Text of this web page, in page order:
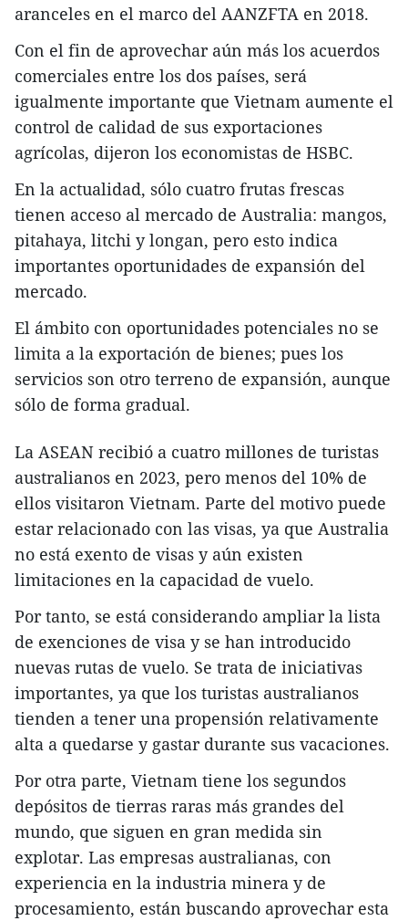
aranceles en el marco del AANZFTA en 2018.
Con el fin de aprovechar aún más los acuerdos
comerciales entre los dos países, será
igualmente importante que Vietnam aumente el
control de calidad de sus exportaciones
agrícolas, dijeron los economistas de HSBC.
En la actualidad, sólo cuatro frutas frescas
tienen acceso al mercado de Australia: mangos,
pitahaya, litchi y longan, pero esto indica
importantes oportunidades de expansión del
mercado.
El ámbito con oportunidades potenciales no se
limita a la exportación de bienes; pues los
servicios son otro terreno de expansión, aunque
sólo de forma gradual.
La ASEAN recibió a cuatro millones de turistas
australianos en 2023, pero menos del 10% de
ellos visitaron Vietnam. Parte del motivo puede
estar relacionado con las visas, ya que Australia
no está exento de visas y aún existen
limitaciones en la capacidad de vuelo.
Por tanto, se está considerando ampliar la lista
de exenciones de visa y se han introducido
nuevas rutas de vuelo. Se trata de iniciativas
importantes, ya que los turistas australianos
tienden a tener una propensión relativamente
alta a quedarse y gastar durante sus vacaciones.
Por otra parte, Vietnam tiene los segundos
depósitos de tierras raras más grandes del
mundo, que siguen en gran medida sin
explotar. Las empresas australianas, con
experiencia en la industria minera y de
procesamiento, están buscando aprovechar esta